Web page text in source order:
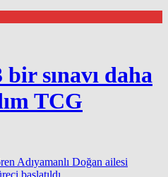
sınavı daha
TCG